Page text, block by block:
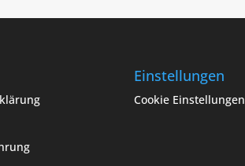
Einstellungen
Cookie Einstellungen